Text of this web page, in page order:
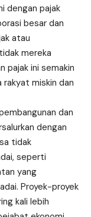
dengan pajak
besar dan
atau
mereka
pajak ini semakin
miskin dan
dan
dengan
tidak
seperti
yang
Proyek-proyek
kali lebih